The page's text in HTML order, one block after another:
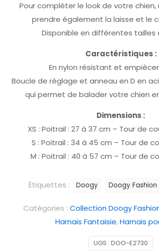
Pour compléter le look de votre chien,
prendre également la laisse et le
Disponible en différentes tailles
Caractéristiques :
En nylon résistant et
Boucle de réglage et anneau en D en
qui permet de balader votre chien
Dimensions :
XS : Poitrail : 27 à 37 cm – Tour de
S : Poitrail : 34 à 45 cm – Tour de
M : Poitrail : 40 à 57 cm – Tour de
UGS : DOO-E2730
Catégories : Collection Doogy
Harnais Fantaisie,Harnais
Étiquettes : Doogy Doogy Fashion